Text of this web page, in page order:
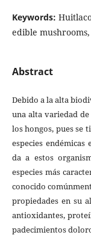
Keywords:
edible
Abstract
Debido a la alta
una alta variedad de
los hongos, pues se
especies
da a estos
especies más
conocido
propiedades en su
antioxidantes,
padecimientos